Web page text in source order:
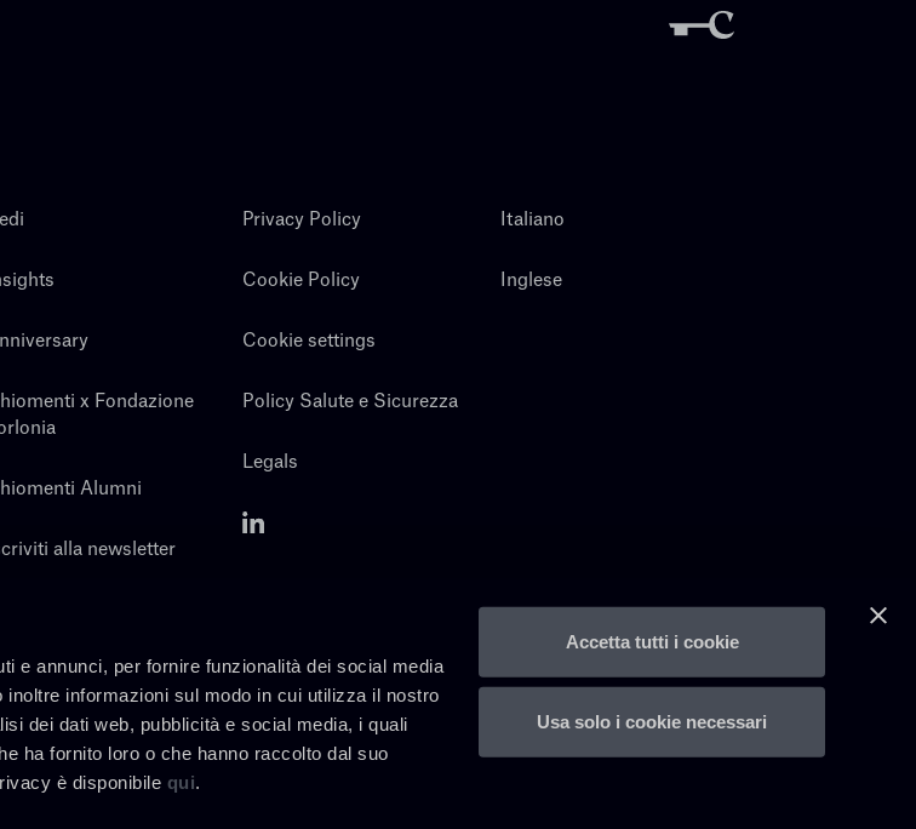
e annunci, per fornire funzionalità dei social media
informazioni sul modo in cui utilizza il nostro
dei dati web, pubblicità e social media, i quali
ha fornito loro o che hanno raccolto dal suo
è disponibile qui.
Accetta tutti i cookie
Usa solo i cookie necessari
x Fondazione
Alumni
alla newsletter
Privacy Policy
Cookie Policy
Cookie settings
Policy Salute e Sicurezza
Legals
Italiano
Inglese